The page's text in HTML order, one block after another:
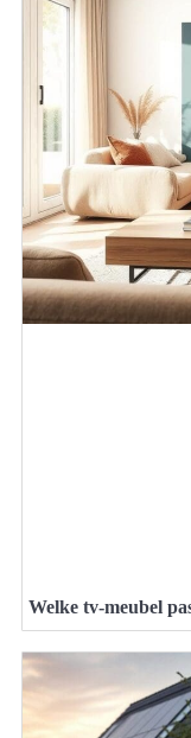
Welke tv-meubel